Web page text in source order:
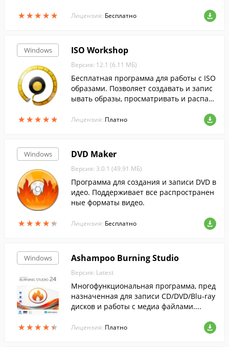
★★★★★
★★★★★
йных форматов.
Лицензия: Бесплатно
Windows
★★★★★
★★★★★
ISO Workshop
Версия: 12.1 (6.11 МБ)
Бесплатная программа для работы с ISO
образами. Позволяет создавать и запис
ывать образы, просматривать и распако
Лицензия: Платно
Windows
★★★★★
★★★★★
DVD Maker
Версия: 3.0.1 (49.91 МБ)
Программа для создания и записи DVD в
идео. Поддерживает все распространен
ные форматы видео.
Лицензия: Бесплатно
Windows
★★★★★
★★★★★
Ashampoo Burning Studio
Версия: Latest
Многофункциональная программа, пред
назначенная для записи CD/DVD/Blu-ray
дисков и работы с медиа файлами....
Лицензия: Платно